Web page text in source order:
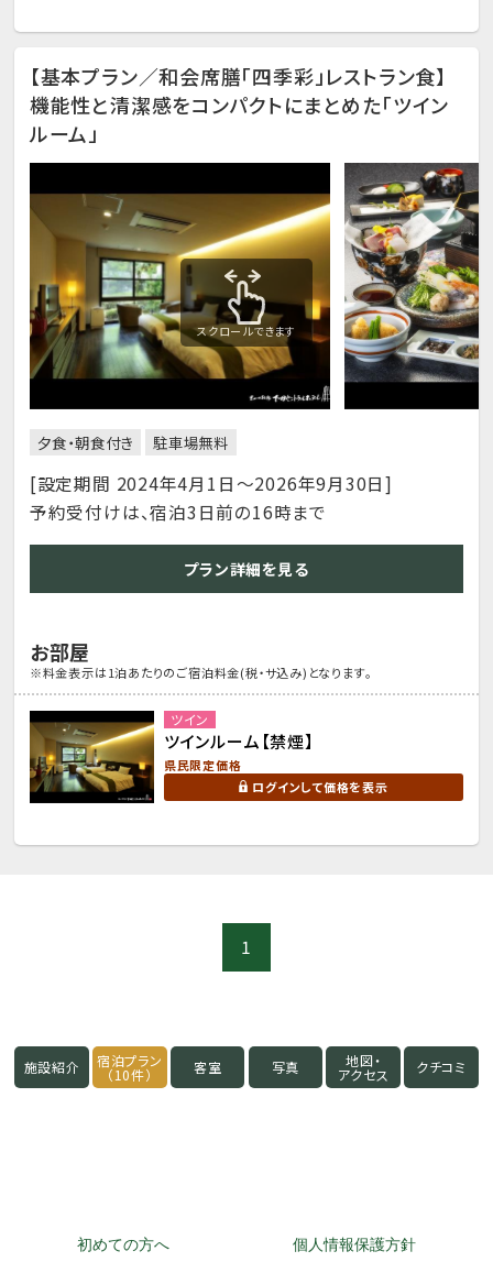
【基本プラン／和会席膳「四季彩」レストラン食】
機能性と清潔感をコンパクトにまとめた「ツイン
ルーム」
スクロールできます
夕食・朝食付き 駐車場無料
[設定期間 2024年4月1日～2026年9月30日]
予約受付けは、宿泊3日前の16時まで
プラン詳細を見る
お部屋
※料金表示は1泊あたりのご宿泊料金(税・サ込み)となります。
ツイン
ツインルーム【禁煙】
県民限定価格
ログインして価格を表示
1
施設紹介 宿泊プラン
（10件） 客室 写真 地図・
アクセス クチコミ
初めての方へ 個人情報保護方針